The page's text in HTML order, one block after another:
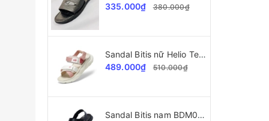
335.000₫
380.000₫
Sandal Bitis nữ Helio Teen BEG004403
489.000₫
510.000₫
Sandal Bitis nam BDM002177 da cao cấp